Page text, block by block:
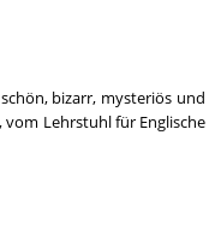
bizarr, mysteriös und
Lehrstuhl für Englische